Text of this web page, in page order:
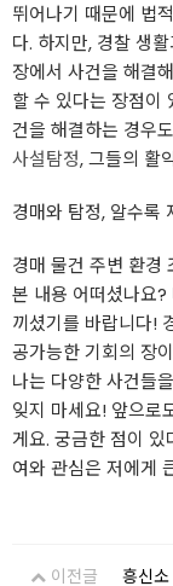
뛰어나기 때문에 법
다. 하지만, 경찰 생
장에서 사건을 해결
할 수 있다는 장점이
건을 해결하는 경우
사설탐정, 그들의 활
경매와 탐정, 알수록
경매 물건 주변 환경
본 내용 어떠셨나요
끼셨기를 바랍니다!
공가능한 기회의 장
나는 다양한 사건들
잊지 마세요! 앞으로
게요. 궁금한 점이
여와 관심은 저에게
이전글 흥신